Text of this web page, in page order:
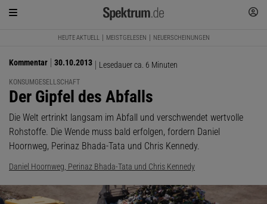
HEUTE AKTUELL MEISTGELESEN NEUERSCHEINUNGEN
Kommentar 30.10.2013 Lesedauer ca. 6 Minuten
KONSUMGESELLSCHAFT
:
Der Gipfel des Abfalls
Die Welt ertrinkt langsam im Abfall und verschwendet wertvolle
Rohstoffe. Die Wende muss bald erfolgen, fordern Daniel
Hoornweg, Perinaz Bhada-Tata und Chris Kennedy.
Daniel Hoornweg, Perinaz Bhada-Tata und Chris Kennedy